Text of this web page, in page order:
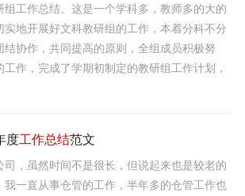
工作总结。这是一个学科多，教师多的大的
地开展好文科教研组的工作，本着分科不分
协作，共同提高的原则，全组成员积极努
作，完成了学期初制定的教研组工作计划，
度工作总结范文
司，虽然时间不是很长，但说起来也是较老的
我一直从事仓管的工作，半年多的仓管工作也